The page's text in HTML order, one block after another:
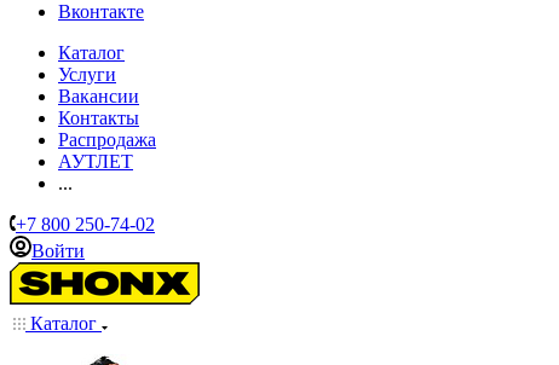
Вконтакте
Каталог
Услуги
Вакансии
Контакты
Распродажа
АУТЛЕТ
...
+7 800 250-74-02
Войти
Каталог